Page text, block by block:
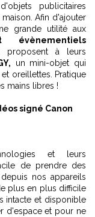
publicitaires
Afin d'ajouter
grande utilité aux
proposent à leurs
un mini-objet qui
oreillettes. Pratique
mains libres !
signé Canon
et leurs
de prendre des
nos appareils
plus en plus difficile
intacte et disponible
d'espace et pour ne